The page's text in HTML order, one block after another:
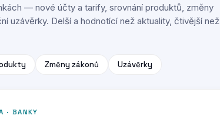
— nové účty a tarify, srovnání produktů, změny
uzávěrky. Delší a hodnotící než aktuality, čtivější než
Změny zákonů Uzávěrky
· BANKY